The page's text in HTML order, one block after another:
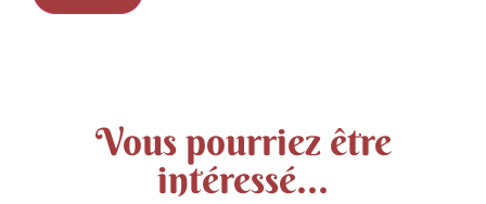
Vous pourriez être
intéressé...